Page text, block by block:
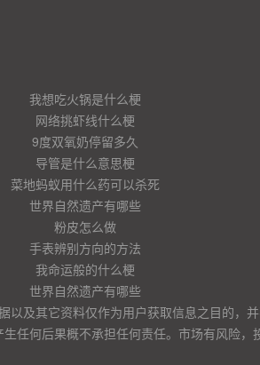
我想吃火锅是什么梗
网络挑虾线什么梗
9度双氧奶停留多久
导管是什么意思梗
菜地蚂蚁用什么药可以杀死
世界自然遗产有哪些
粉皮怎么做
手表辨别方向的方法
我命运般的什么梗
世界自然遗产有哪些
及其它资料仅作为用户获取信息之目的，并
任何后果概不承担任何责任。市场有风险，